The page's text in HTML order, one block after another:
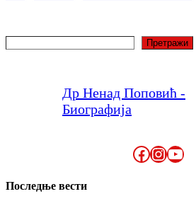
Претражи
Др Ненад Поповић -
Биографија
Facebook
Последње вести